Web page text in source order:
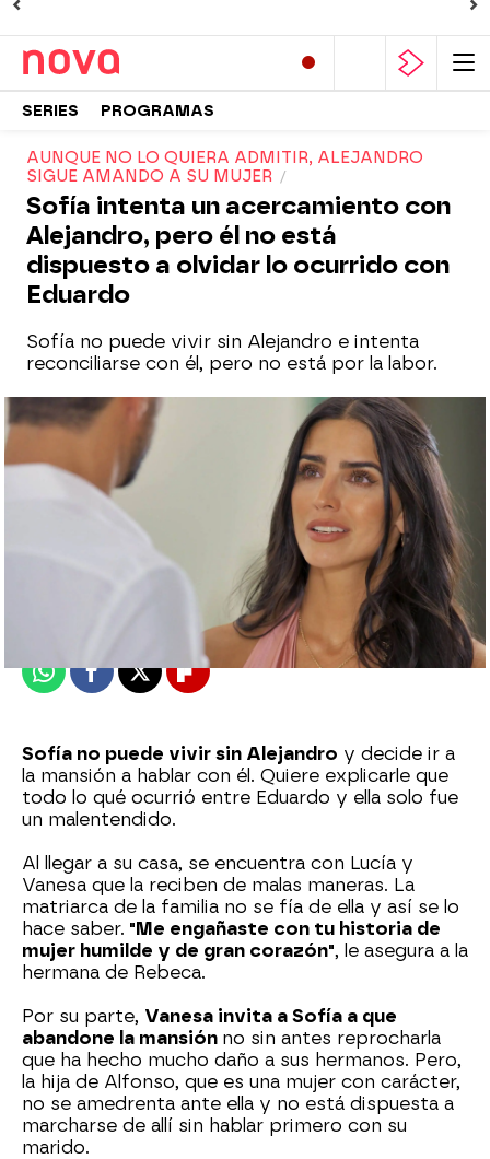
SERIES PROGRAMAS
AUNQUE NO LO QUIERA ADMITIR, ALEJANDRO
SIGUE AMANDO A SU MUJER
Sofía intenta un acercamiento con
Alejandro, pero él no está
dispuesto a olvidar lo ocurrido con
Eduardo
Sofía no puede vivir sin Alejandro e intenta
reconciliarse con él, pero no está por la labor.
01 de mayo de 2024, 21:33
WhatsappFacebook
X Flipboard
Sofía no puede vivir sin Alejandro y decide ir a
la mansión a hablar con él. Quiere explicarle que
todo lo qué ocurrió entre Eduardo y ella solo fue
un malentendido.
Al llegar a su casa, se encuentra con Lucía y
Vanesa que la reciben de malas maneras. La
matriarca de la familia no se fía de ella y así se lo
hace saber. "Me engañaste con tu historia de
mujer humilde y de gran corazón", le asegura a la
hermana de Rebeca.
Por su parte, Vanesa invita a Sofía a que
abandone la mansión no sin antes reprocharla
que ha hecho mucho daño a sus hermanos. Pero,
la hija de Alfonso, que es una mujer con carácter,
no se amedrenta ante ella y no está dispuesta a
marcharse de allí sin hablar primero con su
marido.